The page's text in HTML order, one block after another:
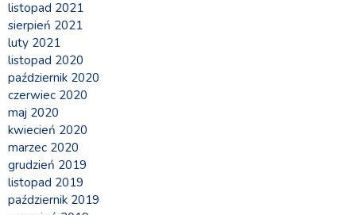
listopad 2021
sierpień 2021
luty 2021
listopad 2020
październik 2020
czerwiec 2020
maj 2020
kwiecień 2020
marzec 2020
grudzień 2019
listopad 2019
październik 2019